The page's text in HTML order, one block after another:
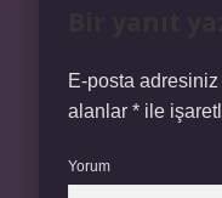
E-posta
alanlar * ile
Yorum